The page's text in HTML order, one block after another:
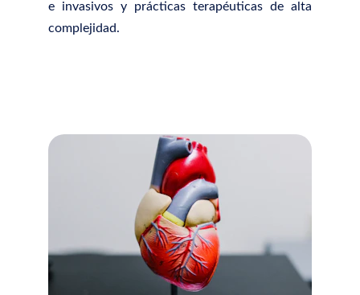
e invasivos y prácticas terapéuticas de alta
complejidad.